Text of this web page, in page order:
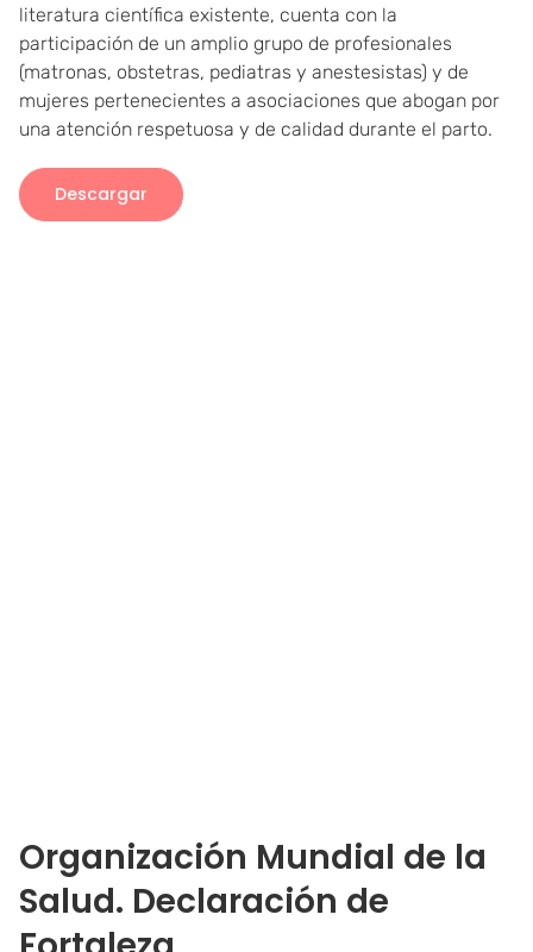
literatura científica existente, cuenta con la
participación de un amplio grupo de profesionales
(matronas, obstetras, pediatras y anestesistas) y de
mujeres pertenecientes a asociaciones que abogan por
una atención respetuosa y de calidad durante el parto.
Descargar
Organización Mundial de la
Salud. Declaración de